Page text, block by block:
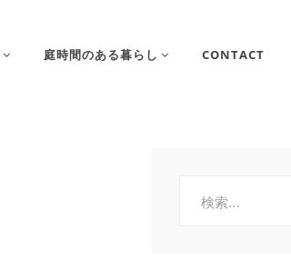
庭時間のある暮らし CONTACT